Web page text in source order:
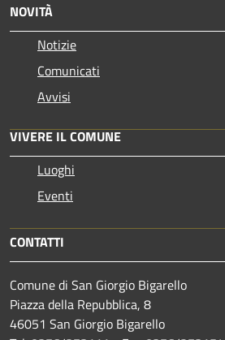
NOVITÀ
Notizie
Comunicati
Avvisi
VIVERE IL COMUNE
Luoghi
Eventi
CONTATTI
Comune di San Giorgio Bigarello
Piazza della Repubblica, 8
46051 San Giorgio Bigarello